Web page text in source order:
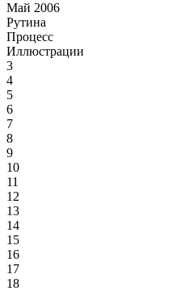
Май 2006
Рутина
Процесс
Иллюстрации
3
4
5
6
7
8
9
10
11
12
13
14
15
16
17
18